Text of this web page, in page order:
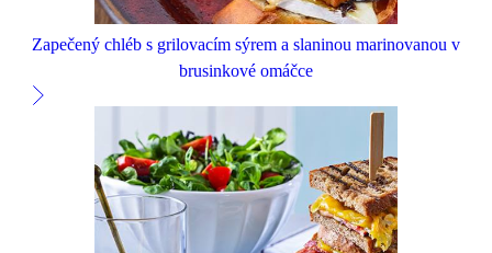
Zapečený chléb s grilovacím sýrem a slaninou marinovanou v
brusinkové omáčce